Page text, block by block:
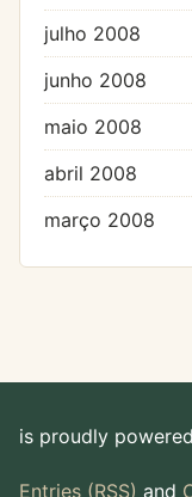
julho 2008
junho 2008
maio 2008
abril 2008
março 2008
is proudly
Entries (RSS) and